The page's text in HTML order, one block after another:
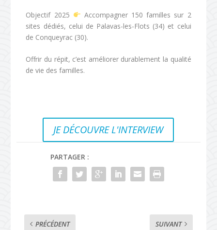
Objectif 2025
Accompagner 150 familles sur 2
sites dédiés, celui de Palavas-les-Flots (34) et celui
de Conqueyrac (30).
Offrir du répit, c’est améliorer durablement la qualité
de vie des familles.
JE DÉCOUVRE L'INTERVIEW
PARTAGER :
PRÉCÉDENT SUIVANT